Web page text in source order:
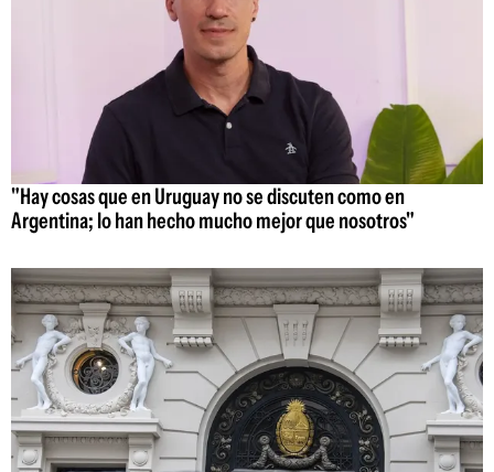
"Hay cosas que en Uruguay no se discuten como en
Argentina; lo han hecho mucho mejor que nosotros"